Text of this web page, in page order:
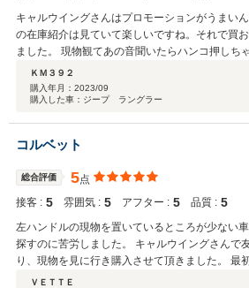
キャルウイングさんはプロモーションがうまい
の在庫紹介は見ていて楽しいですね。それで買
ました。 現物観てあの音聞いたらハンコ押しち
ＫＭ３９２
購入年月： 2023/09
購入した車：ジープ ラングラー
コルベット
総合評価 5点
接客 : 5 雰囲気 : 5 アフター : 5 品質 : 5
左ハンドルの現物を置いているところが少ない
探すのに苦労しました。 キャルウイングさんで
り、現物を見に行き購入させて頂きました。 最
しかったです。
ＶＥＴＴＥ